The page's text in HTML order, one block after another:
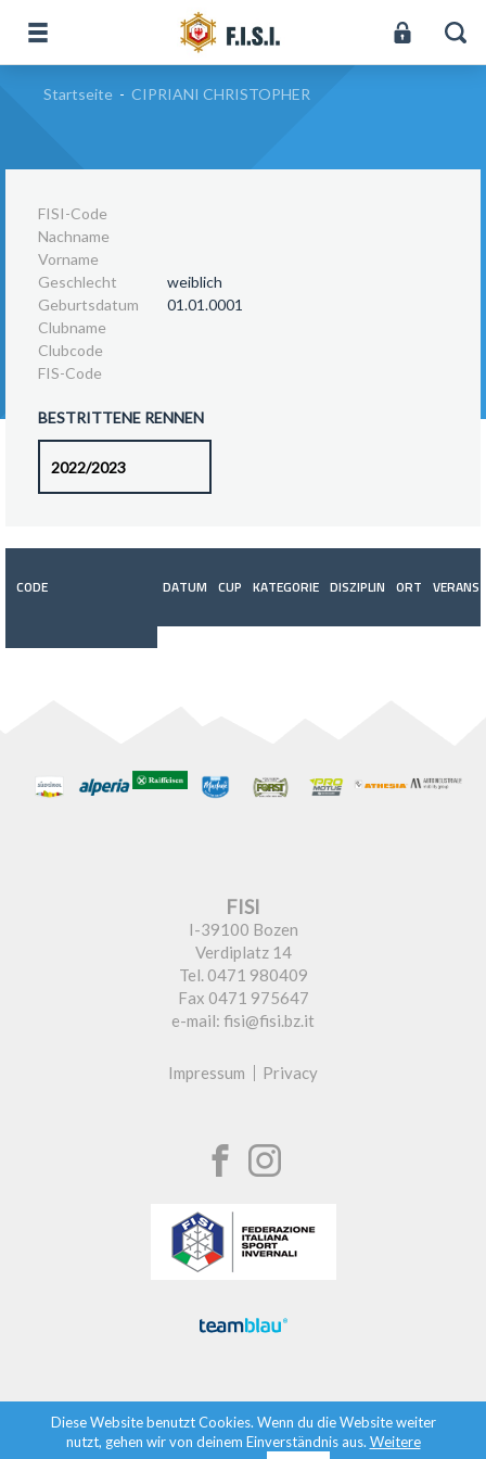
Startseite - CIPRIANI CHRISTOPHER
FISI-Code
Nachname
Vorname
Geschlecht
weiblich
Geburtsdatum
01.01.0001
Clubname
Clubcode
FIS-Code
BESTRITTENE RENNEN
CODE DATUM CUP KATEGORIE DISZIPLIN ORT
FISI
I-39100 Bozen
Verdiplatz 14
Tel. 0471 980409
Fax 0471 975647
e-mail: fisi@fisi.bz.it
Impressum Privacy
Diese Website benutzt Cookies. Wenn du die Website weiter
nutzt, gehen wir von deinem Einverständnis aus. Weitere